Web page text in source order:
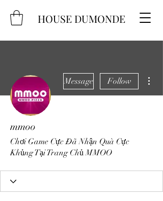
HOUSE DUMONDE
Message Follow
mmoo
Chơi Game Cực Đã Nhận Quà Cực
Khủng Tại Trang Chủ MMOO